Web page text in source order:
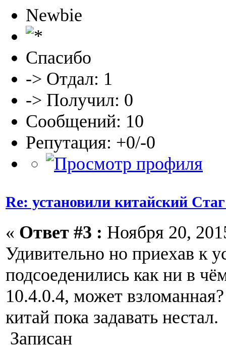
Newbie
Спасибо
-> Отдал: 1
-> Получил: 0
Сообщений: 10
Репутация: +0/-0
Re: установили китайский
« Ответ #3 : Ноября 20,
Удивительно но приехав к
подсоеденились как ни в
10.4.0.4, может
китай пока задавать нестал.
Записан